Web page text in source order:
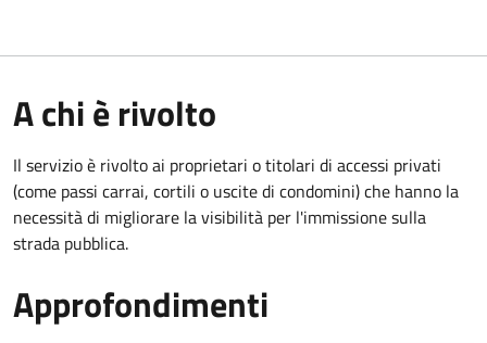
A chi è rivolto
Il servizio è rivolto ai proprietari o titolari di accessi privati
(come passi carrai, cortili o uscite di condomini) che hanno la
necessità di migliorare la visibilità per l'immissione sulla
strada pubblica.
Approfondimenti